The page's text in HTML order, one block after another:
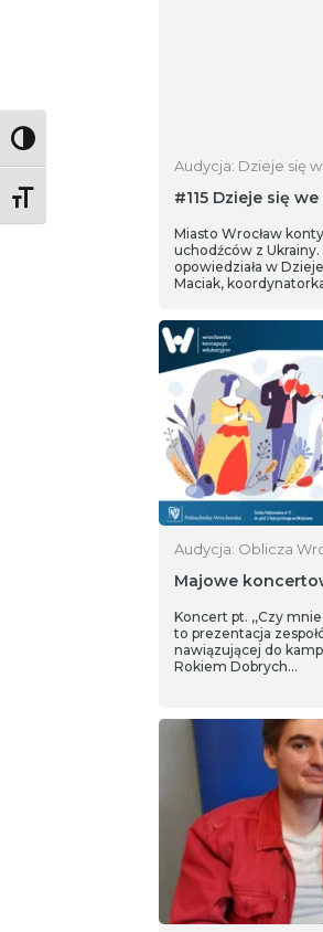
Toggle High Contrast
Toggle Font size
Audycja: Dzieje się
#115 Dzieje się
Miasto Wrocław
uchodźców z
opowiedziała w
Maciak,
Audycja: Oblicza
Majowe
Koncert pt. ,,Czy
to prezentacja
nawiązującej do
Rokiem Dobrych…